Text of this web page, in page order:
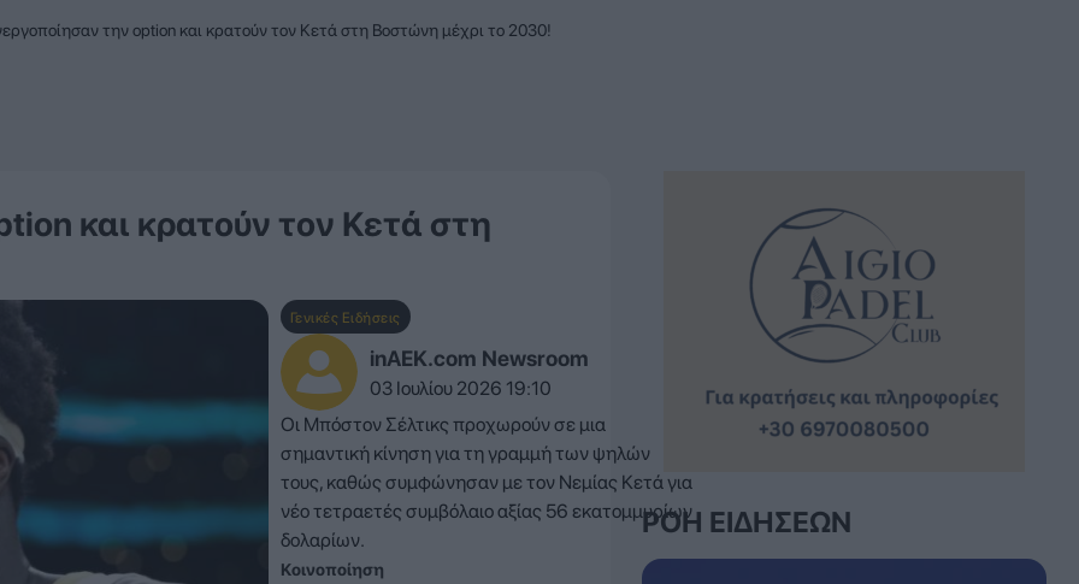
την option και κρατούν τον Κετά στη Βοστώνη μέχρι το 2030!
και κρατούν τον Κετά στη
Γενικές Ειδήσεις
inAEK.com Newsroom
03 Ιουλίου 2026 19:10
Οι Μπόστον Σέλτικς προχωρούν σε μια
σημαντική κίνηση για τη γραμμή των ψηλών
τους, καθώς συμφώνησαν με τον Νεμίας Κετά για
νέο τετραετές συμβόλαιο αξίας 56 εκατομμυρίων
δολαρίων.
Κοινοποίηση
ΡΟΉ ΕΙΔΉΣΕΩΝ